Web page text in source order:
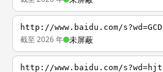
http://www.baidu.com/s?wd=GCD
截至 2026 年 未屏蔽
http://www.baidu.com/s?wd=hjt